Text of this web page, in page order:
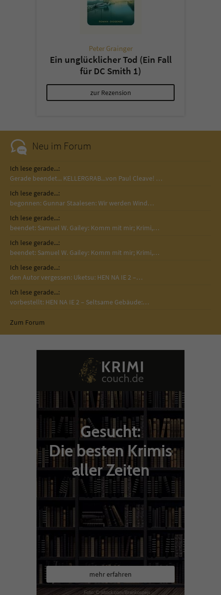
Peter Grainger
Ein unglücklicher Tod (Ein Fall
für DC Smith 1)
zur Rezension
Neu im Forum
Ich lese gerade...:
Gerade beendet... KELLERGRAB...von Paul Cleave! …
Ich lese gerade...:
begonnen: Gunnar Staalesen: Wir werden Wind…
Ich lese gerade...:
beendet: Samuel W. Gailey: Komm mit mir; Krimi,…
Ich lese gerade...:
beendet: Samuel W. Gailey: Komm mit mir; Krimi,…
Ich lese gerade...:
den Autor vergessen: Uketsu: HEN NA IE 2 –…
Ich lese gerade...:
vorbestellt: HEN NA IE 2 – Seltsame Gebäude:…
Zum Forum
Gesucht:
Die besten Krimis
aller Zeiten
mehr erfahren